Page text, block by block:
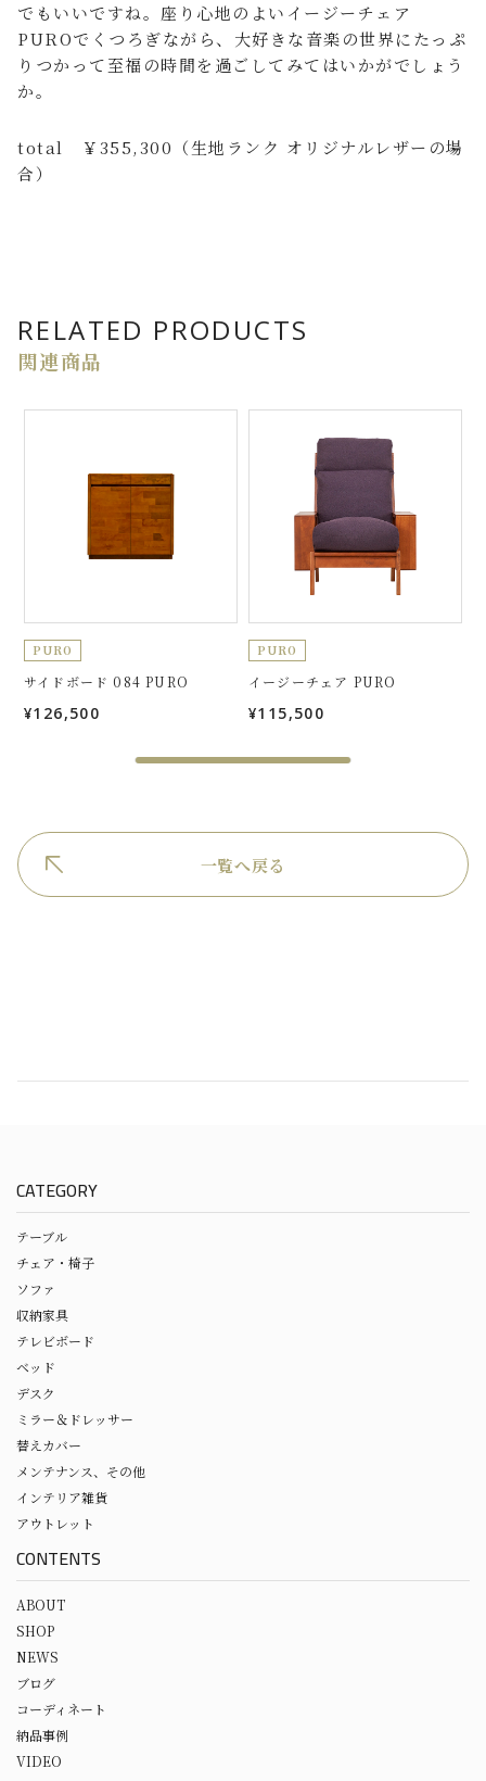
でもいいですね。座り心地のよいイージーチェア
PUROでくつろぎながら、大好きな音楽の世界にたっぷ
りつかって至福の時間を過ごしてみてはいかがでしょう
か。
total ￥355,300（生地ランク オリジナルレザーの場
合）
RELATED PRODUCTS
関連商品
PURO
サイドボード 084 PURO
¥126,500
PURO
イージーチェア PURO
¥115,500
一覧へ戻る
CATEGORY
テーブル
チェア・椅子
ソファ
収納家具
テレビボード
ベッド
デスク
ミラー＆ドレッサー
替えカバー
メンテナンス、その他
インテリア雑貨
アウトレット
CONTENTS
ABOUT
SHOP
NEWS
ブログ
コーディネート
納品事例
VIDEO